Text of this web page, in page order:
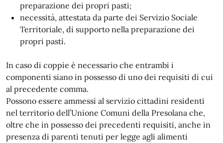
preparazione dei propri pasti;
necessità, attestata da parte dei Servizio Sociale
Territoriale, di supporto nella preparazione dei
propri pasti.
In caso di coppie è necessario che entrambi i
componenti siano in possesso di uno dei requisiti di cui
al precedente comma.
Possono essere ammessi al servizio cittadini residenti
nel territorio dell’Unione Comuni della Presolana che,
oltre che in possesso dei precedenti requisiti, anche in
presenza di parenti tenuti per legge agli alimenti